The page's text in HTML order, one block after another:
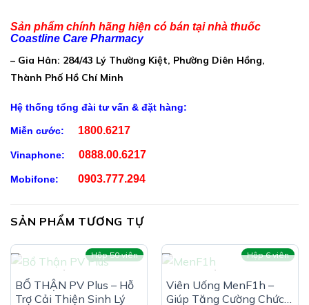
Eurycoma longifolia (bá bệnh):
…………………………………..350mg
Nhục thung dung:
Dâm dương hoắc:
…………………………………………………….250mg
Ba kích:…………………………………………………………………..250mg
Thỏ ti tử:………………………………………………………………….200mg
200mg
Nhân sâm:
……………………………………………………………….150mg
Đỗ trọng:
………………………………………………………………….150mg
Sản phẩm chính hãng hiện có bán tại nhà thuốc
Coastline Care Pharmacy
– Gia Hân: 284/43 Lý Thường Kiệt, Phường Diên Hồng,
Thành Phố Hồ Chí Minh
Hệ thống tổng đài tư vấn & đặt hàng:
Miễn cước: 1800.6217
Vinaphone: 0888.00.6217
Mobifone: 0903.777.294
SẢN PHẨM TƯƠNG TỰ
Hộp 50 viên
HẾT HÀNG
BỔ THẬN PV Plus – Hỗ
Trợ Cải Thiện Sinh Lý
Hộp 6 viên
HẾT HÀNG
Viên Uống MenF1h –
Giúp Tăng Cường Chức